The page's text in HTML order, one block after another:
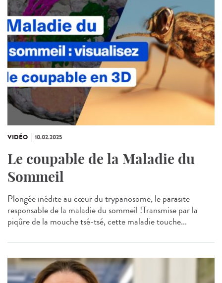
VIDÉO 10.02.2025
Le coupable de la Maladie du
Sommeil
Plongée inédite au cœur du trypanosome, le parasite
responsable de la maladie du sommeil !Transmise par la
piqûre de la mouche tsé-tsé, cette maladie touche...